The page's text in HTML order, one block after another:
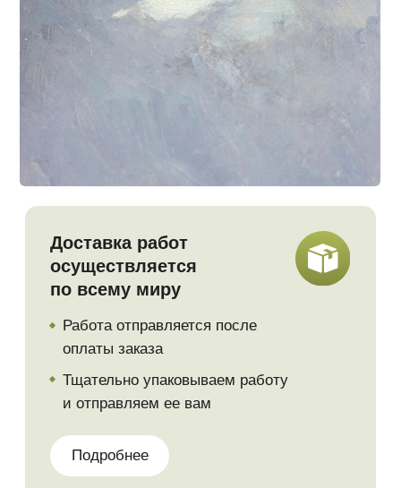
ArtLesochek
принадлежат правообладателю
Обучение
Доставка и оплата
Политика конфидециальности
YouTube
Boosty